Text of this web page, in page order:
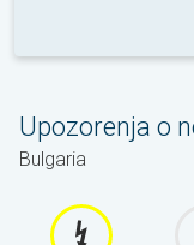
Upozorenja o
Bulgaria